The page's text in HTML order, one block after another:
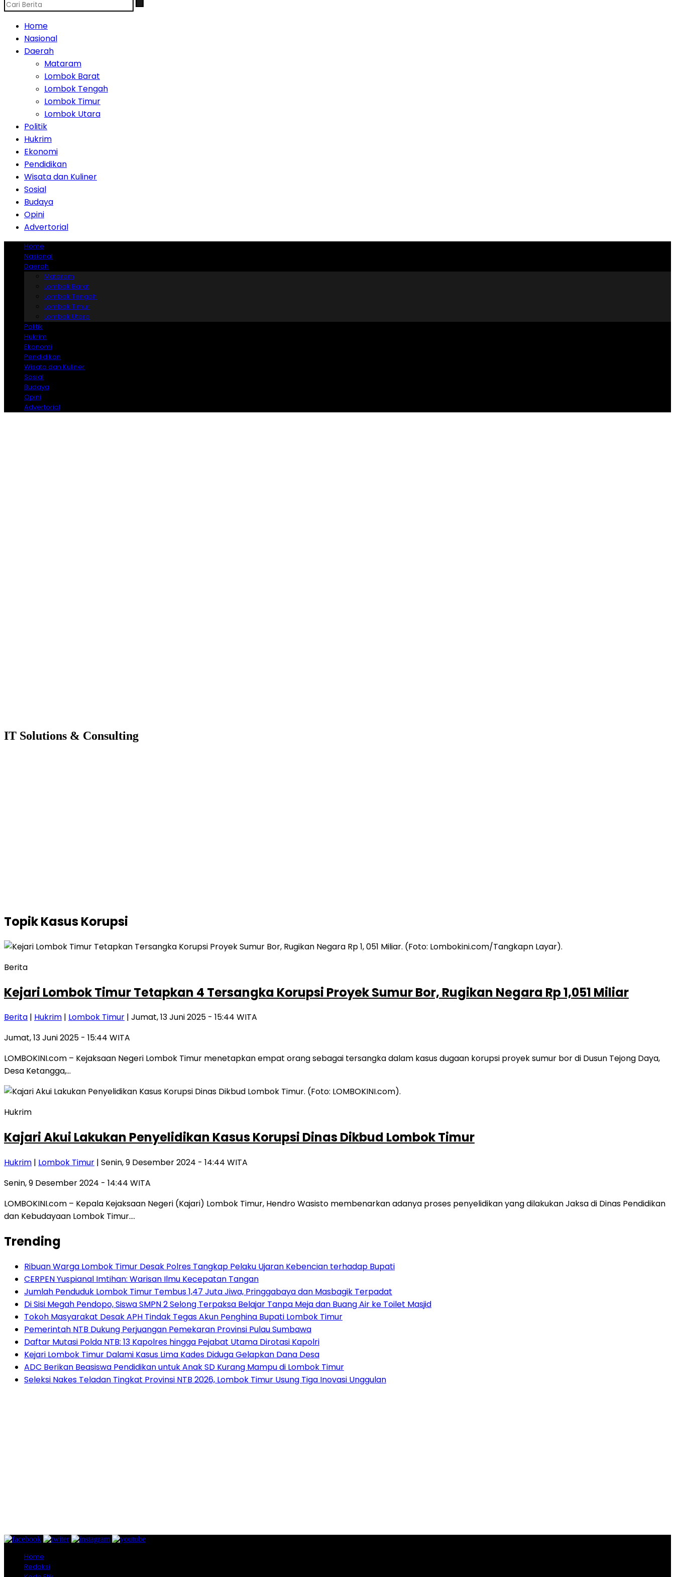
Home
Nasional
Daerah
Mataram
Lombok Barat
Lombok Tengah
Lombok Timur
Lombok Utara
Politik
Hukrim
Ekonomi
Pendidikan
Wisata dan Kuliner
Sosial
Budaya
Opini
Advertorial
Home
Nasional
Daerah
Mataram
Lombok Barat
Lombok Tengah
Lombok Timur
Lombok Utara
Politik
Hukrim
Ekonomi
Pendidikan
Wisata dan Kuliner
Sosial
Budaya
Opini
Advertorial
IT Solutions & Consulting
TopikKasus Korupsi
Berita
Kejari Lombok Timur Tetapkan 4 Tersangka Korupsi Proyek Sumur Bor, Rugikan Negara Rp 1,051 Miliar
Berita | Hukrim | Lombok Timur | Jumat, 13 Juni 2025 - 15:44 WITA
Jumat, 13 Juni 2025 - 15:44 WITA
LOMBOKINI.com – Kejaksaan Negeri Lombok Timur menetapkan empat orang sebagai tersangka dalam kasus dugaan korupsi proyek sumur bor di Dusun Tejong Daya,
Desa Ketangga,…
Hukrim
Kajari Akui Lakukan Penyelidikan Kasus Korupsi Dinas Dikbud Lombok Timur
Hukrim | Lombok Timur | Senin, 9 Desember 2024 - 14:44 WITA
Senin, 9 Desember 2024 - 14:44 WITA
LOMBOKINI.com – Kepala Kejaksaan Negeri (Kajari) Lombok Timur, Hendro Wasisto membenarkan adanya proses penyelidikan yang dilakukan Jaksa di Dinas Pendidikan
dan Kebudayaan Lombok Timur….
Trending
Ribuan Warga Lombok Timur Desak Polres Tangkap Pelaku Ujaran Kebencian terhadap Bupati
CERPEN Yuspianal Imtihan: Warisan Ilmu Kecepatan Tangan
Jumlah Penduduk Lombok Timur Tembus 1,47 Juta Jiwa, Pringgabaya dan Masbagik Terpadat
Di Sisi Megah Pendopo, Siswa SMPN 2 Selong Terpaksa Belajar Tanpa Meja dan Buang Air ke Toilet Masjid
Tokoh Masyarakat Desak APH Tindak Tegas Akun Penghina Bupati Lombok Timur
Pemerintah NTB Dukung Perjuangan Pemekaran Provinsi Pulau Sumbawa
Daftar Mutasi Polda NTB: 13 Kapolres hingga Pejabat Utama Dirotasi Kapolri
Kejari Lombok Timur Dalami Kasus Lima Kades Diduga Gelapkan Dana Desa
ADC Berikan Beasiswa Pendidikan untuk Anak SD Kurang Mampu di Lombok Timur
Seleksi Nakes Teladan Tingkat Provinsi NTB 2026, Lombok Timur Usung Tiga Inovasi Unggulan
Home
Redaksi